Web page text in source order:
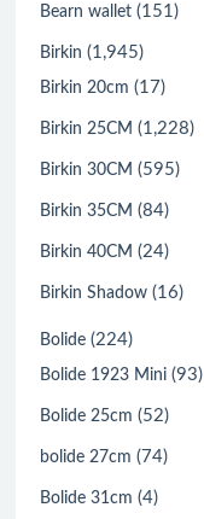
Bearn wallet (151)
Birkin (1,945)
Birkin 20cm (17)
Birkin 25CM (1,228)
Birkin 30CM (595)
Birkin 35CM (84)
Birkin 40CM (24)
Birkin Shadow (16)
Bolide (224)
Bolide 1923 Mini (93)
Bolide 25cm (52)
bolide 27cm (74)
Bolide 31cm (4)